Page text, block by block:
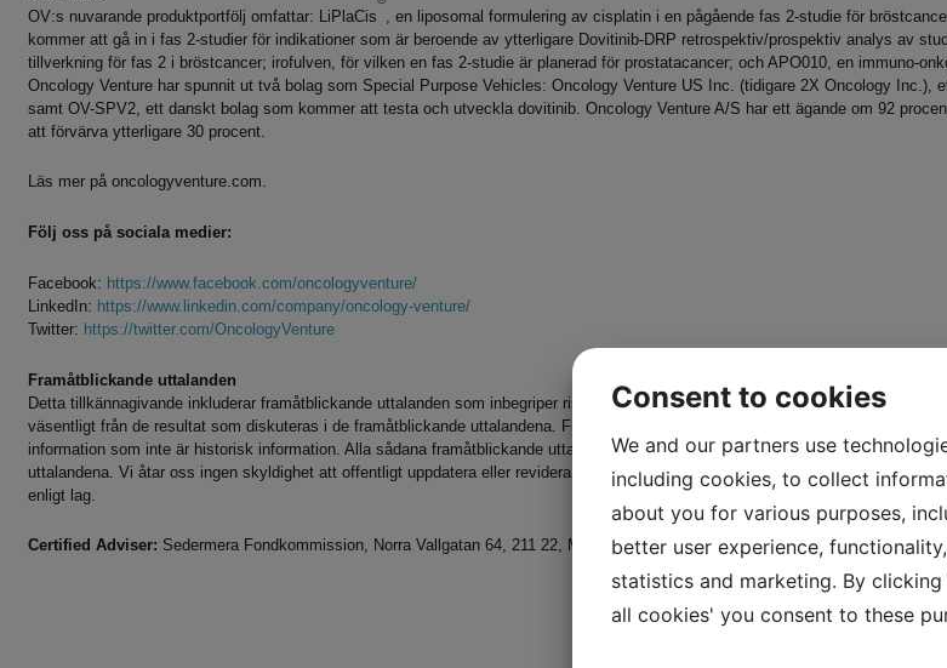
OV:s nuvarande produktportfölj omfattar: LiPlaCis
, en liposomal formulering av cisplatin i en pågående fas 2-studie för
kommer att gå in i fas 2-studier för indikationer som är beroende av ytterligare Dovitinib-DRP retrospektiv/prospektiv analys av
tillverkning för fas 2 i bröstcancer; irofulven, för vilken en fas 2-studie är planerad för prostatacancer; och APO010, en immuno-
Oncology Venture har spunnit ut två bolag som Special Purpose Vehicles: Oncology Venture US Inc. (tidigare 2X Oncology Inc.),
samt OV-SPV2, ett danskt bolag som kommer att testa och utveckla dovitinib. Oncology Venture A/S har ett ägande om 92
att förvärva ytterligare 30 procent.
Läs mer på oncologyventure.com.
Följ oss på sociala medier:
Facebook: https://www.facebook.com/oncologyventure/
LinkedIn: https://www.linkedin.com/company/oncology-venture/
Twitter: https://twitter.com/OncologyVenture
Framåtblickande uttalanden
Detta tillkännagivande inkluderar framåtblickande uttalanden som inbegriper risker, osäkerhetsfaktorer och andra faktorer, av
väsentligt från de resultat som diskuteras i de framåtblickande uttalandena. Framåtblickande uttalanden inkluderar uttalanden om
information som inte är historisk information. Alla sådana framåtblickande uttalanden är uttryckligen kvalificerade av dessa
uttalandena. Vi åtar oss ingen skyldighet att offentligt uppdatera eller revidera framtidsutsikter för att återspegla efterföljande
enligt lag.
Certified Adviser: Sedermera Fondkommission, Norra Vallgatan 64, 211 22, Malmö, Sweden
Consent to cookies
We and our partners use
including cookies, to collect
about you for various purposes,
better user experience, functionality,
statistics and marketing. By
all cookies' you consent to these